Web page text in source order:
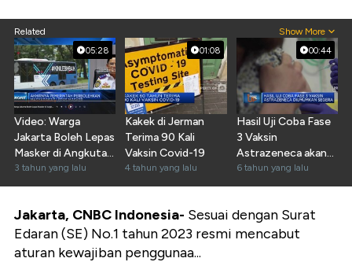
Related Show More
05:28
Video: Warga
Jakarta Boleh Lepas
Masker di Angkutan
Umum
3 tahun yang lalu
01:08
Kakek di Jerman
Terima 90 Kali
Vaksin Covid-19
4 tahun yang lalu
00:44
Hasil Uji Coba Fase
3 Vaksin
Astrazeneca akan
Diumumkan
6 tahun yang lalu
Jakarta, CNBC Indonesia- Sesuai dengan Surat
Edaran (SE) No.1 tahun 2023 resmi mencabut
aturan kewajiban penggunaa...